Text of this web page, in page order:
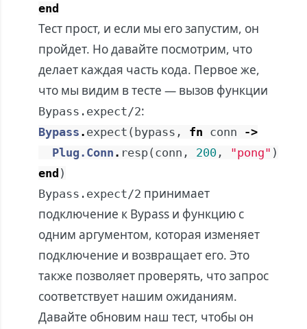
end
Тест прост, и если мы его запустим, он
пройдет. Но давайте посмотрим, что
делает каждая часть кода. Первое же,
что мы видим в тесте — вызов функции
Bypass.expect/2:
Bypass . expect ( bypass , fn conn
->
Plug.Conn . resp( conn , 200 , "pong" )
end )
Bypass.expect/2 принимает
подключение к Bypass и функцию с
одним аргументом, которая изменяет
подключение и возвращает его. Это
также позволяет проверять, что запрос
соответствует нашим ожиданиям.
Давайте обновим наш тест, чтобы он